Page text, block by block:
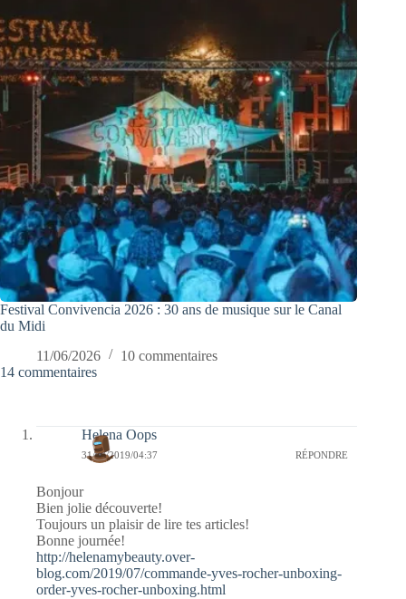
Festival Convivencia 2026 : 30 ans de musique sur le Canal
du Midi
11/06/2026
10 commentaires
14 commentaires
Helena Oops
31/07/2019/04:37 RÉPONDRE
Bonjour
Bien jolie découverte!
Toujours un plaisir de lire tes articles!
Bonne journée!
http://helenamybeauty.over-
blog.com/2019/07/commande-yves-rocher-unboxing-
order-yves-rocher-unboxing.html